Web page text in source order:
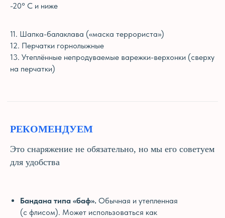
-20° С и ниже
11. Шапка-балаклава («маска террориста»)
12. Перчатки горнолыжные
13. Утеплённые непродуваемые варежки-верхонки (сверху
на перчатки)
РЕКОМЕНДУЕМ
Это снаряжение не обязательно, но мы его советуем
для удобства
Бандана типа «баф». Обычная и утепленная
(с флисом). Может использоваться как